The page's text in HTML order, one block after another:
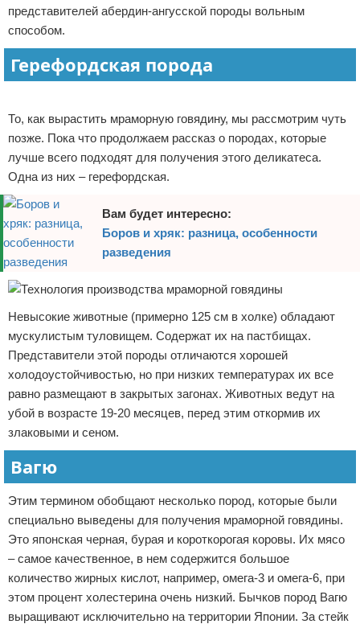
представителей абердин-ангусской породы вольным
способом.
Герефордская порода
То, как вырастить мраморную говядину, мы рассмотрим чуть
позже. Пока что продолжаем рассказ о породах, которые
лучше всего подходят для получения этого деликатеса.
Одна из них – герефордская.
Вам будет интересно:
Боров и хряк: разница, особенности
разведения
Невысокие животные (примерно 125 см в холке) обладают
мускулистым туловищем. Содержат их на пастбищах.
Представители этой породы отличаются хорошей
холодоустойчивостью, но при низких температурах их все
равно размещают в закрытых загонах. Животных ведут на
убой в возрасте 19-20 месяцев, перед этим откормив их
злаковыми и сеном.
Вагю
Этим термином обобщают несколько пород, которые были
специально выведены для получения мраморной говядины.
Это японская черная, бурая и короткорогая коровы. Их мясо
– самое качественное, в нем содержится большое
количество жирных кислот, например, омега-3 и омега-6, при
этом процент холестерина очень низкий. Бычков пород Вагю
выращивают исключительно на территории Японии. За стейк